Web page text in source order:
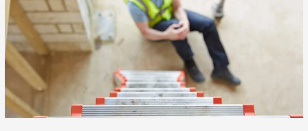
fue
a
Colombia
en
accidentalidad,
enfermedad
y
muerte